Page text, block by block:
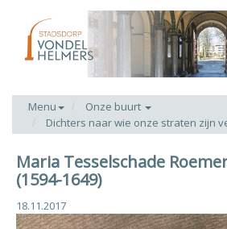
Menu
Onze buurt
Dichters naar wie onze straten zijn
Maria Tesselschade
(1594-1649)
18.11.2017